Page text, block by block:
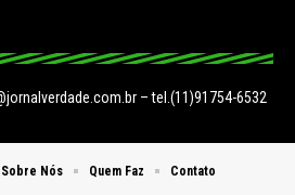
– tel.(11)91754-6532
Sobre Nós Quem Faz Contato